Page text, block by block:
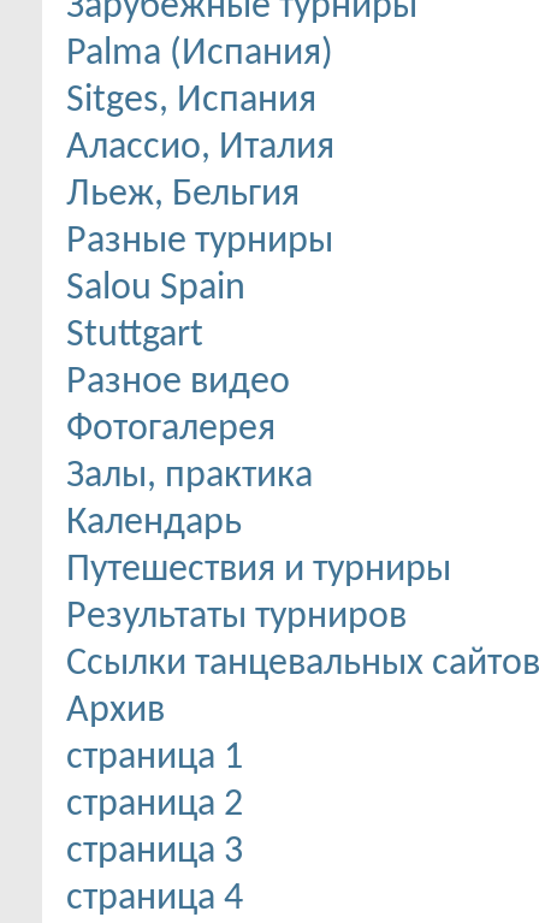
Palma (Испания)
Sitges, Испания
Алассио, Италия
Льеж, Бельгия
Разные турниры
Salou Spain
Stuttgart
Разное видео
Фотогалерея
Залы, практика
Календарь
Путешествия и турниры
Результаты турниров
Ссылки танцевальных сайтов
Архив
страница 1
страница 2
страница 3
страница 4